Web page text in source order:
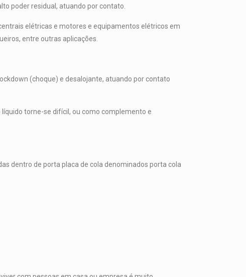
poder residual, atuando por contato.
elétricas e motores e equipamentos elétricos em
entre outras aplicações.
(choque) e desalojante, atuando por contato
torne-se difícil, ou como complemento e
dentro de porta placa de cola denominados porta cola